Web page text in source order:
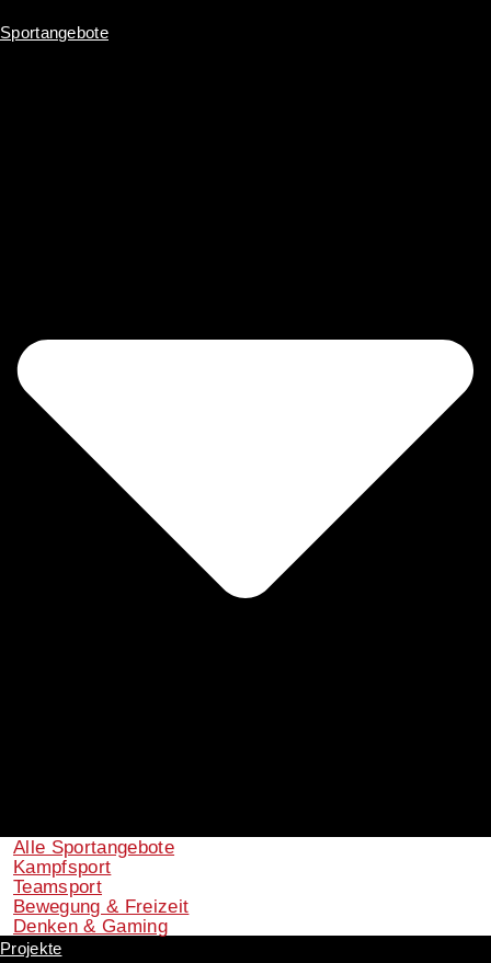
Sportangebote
Alle Sportangebote
Kampfsport
Teamsport
Bewegung & Freizeit
Denken & Gaming
Projekte